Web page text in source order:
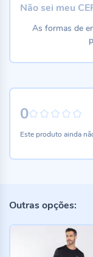
0
Este produto ainda
Não sei meu
As formas de
Outras opções: